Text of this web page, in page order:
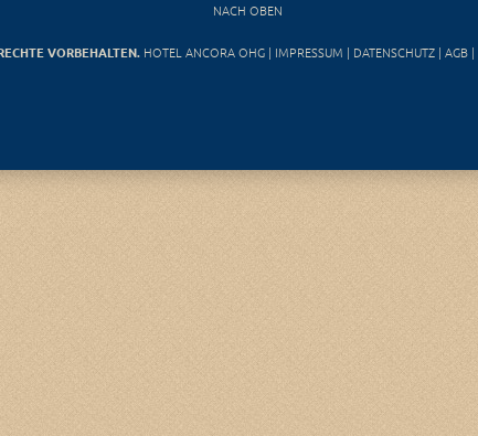
NACH OBEN
VORBEHALTEN. HOTEL ANCORA OHG | IMPRESSUM | DATENSCHUTZ| AGB|